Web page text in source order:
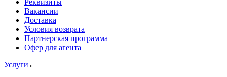
Реквизиты
Вакансии
Доставка
Условия возврата
Партнерская программа
Офер для агента
Услуги